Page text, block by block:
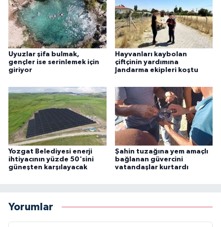
Uyuzlar şifa bulmak,
gençler ise serinlemek için
giriyor
Hayvanları kaybolan
çiftçinin yardımına
Jandarma ekipleri koştu
Yozgat Belediyesi enerji
ihtiyacının yüzde 50'sini
güneşten karşılayacak
Şahin tuzağına yem amaçlı
bağlanan güvercini
vatandaşlar kurtardı
Yorumlar